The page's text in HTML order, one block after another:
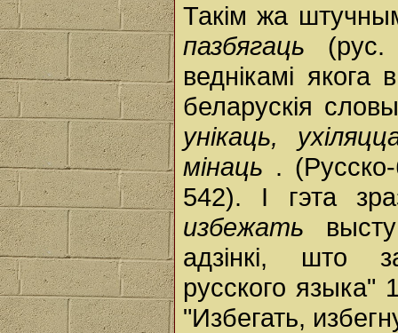
Такім жа
пазбягаць
веднікамі
беларускія
унікаць,
мінаць .
542). I гэта
избежать
адзінкі, што
русского
"Избегать,